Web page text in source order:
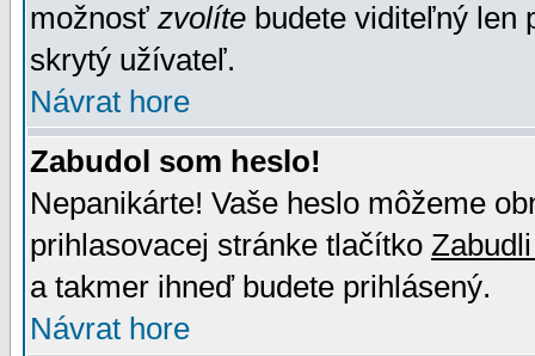
možnosť zvolíte budete viditeľný len
skrytý užívateľ.
Návrat hore
Zabudol som heslo!
Nepanikárte! Vaše heslo môžeme
prihlasovacej stránke tlačítko
a takmer ihneď budete prihlásený.
Návrat hore